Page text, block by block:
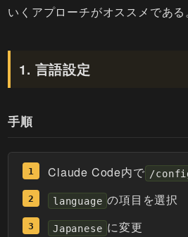
いくアプローチがオススメである
1. 言語設定
手順
Claude Code内で /
language の項目を選択
Japanese に変更